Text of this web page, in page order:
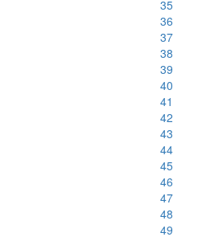
35
36
37
38
39
40
41
42
43
44
45
46
47
48
49